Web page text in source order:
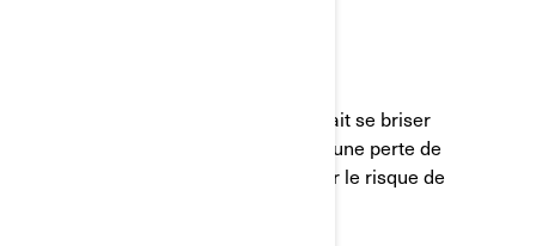
Le boulon de la tige du guidon pourrait se briser
subitement, ce qui pourrait mener à une perte de
contrôle de la direction et augmenter le risque de